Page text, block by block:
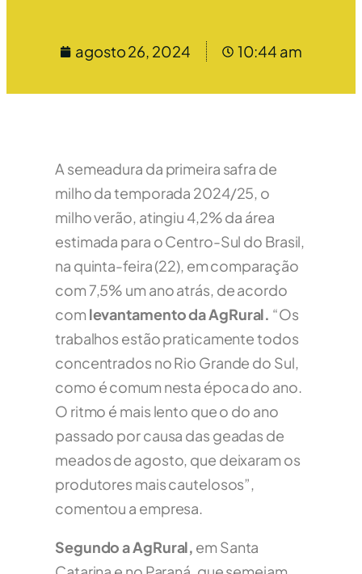
agosto 26, 2024 10:44 am
A semeadura da primeira safra de
milho da temporada 2024/25, o
milho verão, atingiu 4,2% da área
estimada para o Centro-Sul do Brasil,
na quinta-feira (22), em comparação
com 7,5% um ano atrás, de acordo
com levantamento da AgRural. “Os
trabalhos estão praticamente todos
concentrados no Rio Grande do Sul,
como é comum nesta época do ano.
O ritmo é mais lento que o do ano
passado por causa das geadas de
meados de agosto, que deixaram os
produtores mais cautelosos”,
comentou a empresa.
Segundo a AgRural, em Santa